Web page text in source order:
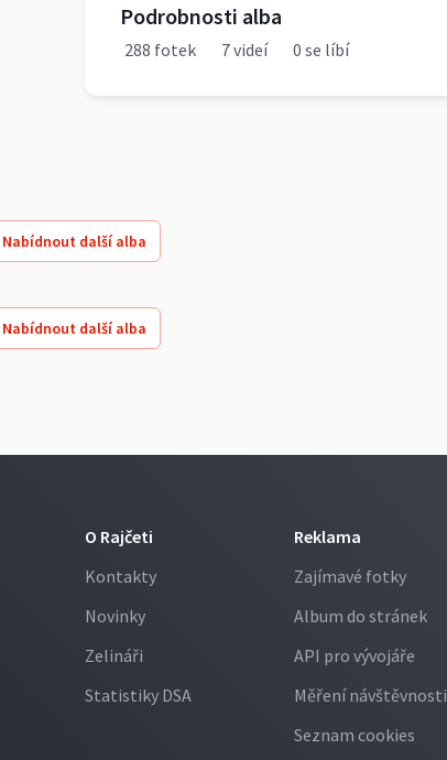
Podrobnosti alba
288 fotek 7 videí 0 se líbí
Nabídnout další alba
Nabídnout další alba
O Rajčeti
Kontakty
Novinky
Zelináři
Statistiky DSA
Reklama
Zajímavé fotky
Album do stránek
API pro vývojáře
Měření návštěvnosti
Seznam cookies